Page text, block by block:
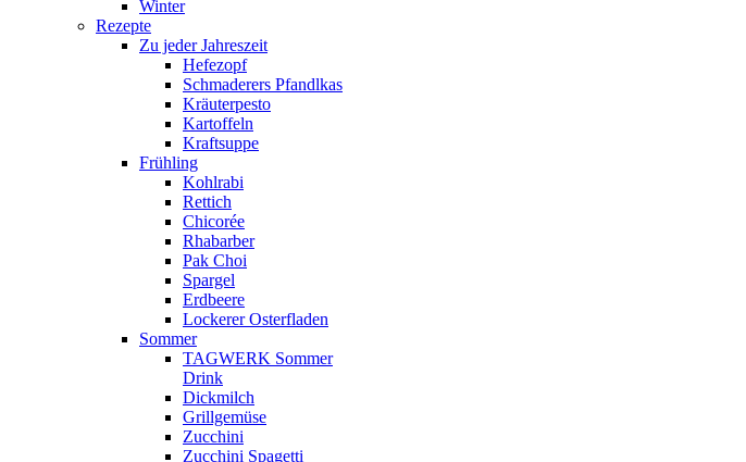
Winter
Rezepte
Zu jeder Jahreszeit
Hefezopf
Schmaderers Pfandlkas
Kräuterpesto
Kartoffeln
Kraftsuppe
Frühling
Kohlrabi
Rettich
Chicorée
Rhabarber
Pak Choi
Spargel
Erdbeere
Lockerer Osterfladen
Sommer
TAGWERK Sommer
Drink
Dickmilch
Grillgemüse
Zucchini
Zucchini Spagetti